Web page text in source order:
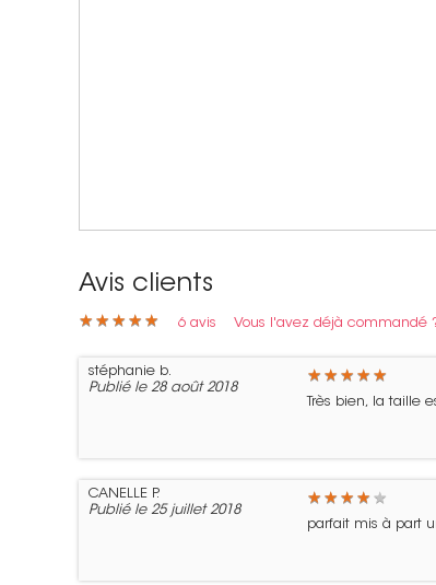
Avis clients
★ ★ ★ ★ ★
★ ★ ★ ★ ★ 6 avis Vous l'avez déjà commandé
stéphanie b.
Publié le 28 août 2018
★ ★ ★ ★ ★
★ ★ ★ ★ ★
Très bien, la taille
CANELLE P.
Publié le 25 juillet 2018
★ ★ ★ ★ ★
★ ★ ★ ★ ★
parfait mis à part